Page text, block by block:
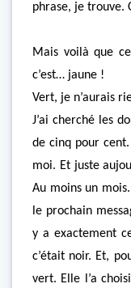
phrase, je trouve.
Mais voilà que
c’est… jaune !
Vert, je n’aurais
J’ai cherché les
de cinq pour
moi. Et juste
Au moins un
le prochain
y a exactement
c’était noir. Et,
vert. Elle l’a